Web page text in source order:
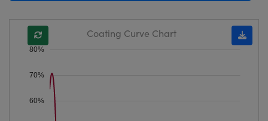
60%
70%
80%
Coating Curve Chart